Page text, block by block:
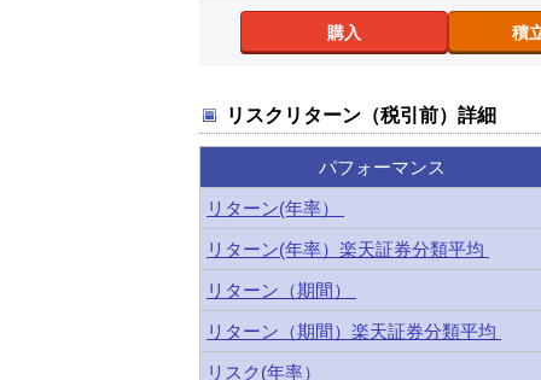
購入 積
リスクリターン（税引前）詳細
パフォーマンス
リターン(年率）
リターン(年率）楽天証券分類平均
リターン（期間）
リターン（期間）楽天証券分類平均
リスク(年率）